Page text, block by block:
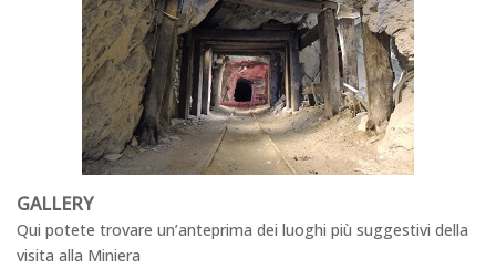
GALLERY
Qui potete trovare un’anteprima dei luoghi più suggestivi della
visita alla Miniera